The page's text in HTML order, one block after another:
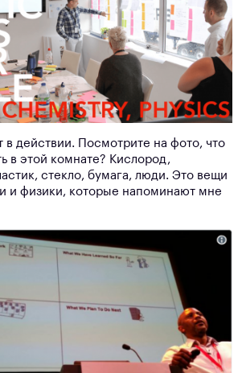
в действии. Посмотрите на фото, что
в этой комнате? Кислород,
стекло, бумага, люди. Это вещи
и физики, которые напоминают мне